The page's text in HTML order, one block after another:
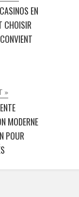
EN
CHOISIR
»
MODERNE
POUR